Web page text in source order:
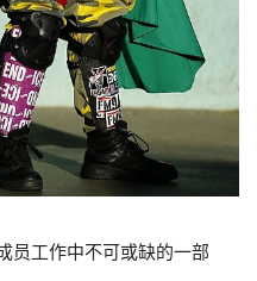
员工作中不可或缺的一部